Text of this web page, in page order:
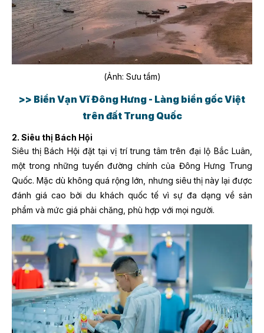
(Ảnh: Sưu tầm)
>> Biển Vạn Vĩ Đông Hưng - Làng biển gốc Việt
trên đất Trung Quốc
2. Siêu thị Bách Hội
Siêu thị Bách Hội đặt tại vị trí trung tâm trên đại lộ Bắc Luân,
một trong những tuyến đường chính của Đông Hưng Trung
Quốc. Mặc dù không quá rộng lớn, nhưng siêu thị này lại được
đánh giá cao bởi du khách quốc tế vì sự đa dạng về sản
phẩm và mức giá phải chăng, phù hợp với mọi người.